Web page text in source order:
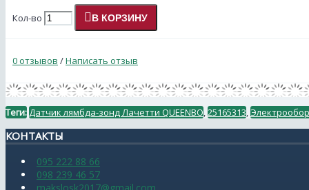
Кол-во В КОРЗИНУ
0 отзывов /Написать отзыв
Теги:Датчик лямбда-зонд Лачетти QUEENBO,25165313,
КОНТАКТЫ
095 222 88 66
098 239 46 57